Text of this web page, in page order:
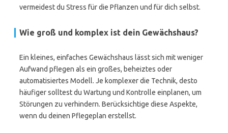
vermeidest du Stress für die Pflanzen und für dich selbst.
Wie groß und komplex ist dein Gewächshaus?
Ein kleines, einfaches Gewächshaus lässt sich mit weniger
Aufwand pflegen als ein großes, beheiztes oder
automatisiertes Modell. Je komplexer die Technik, desto
häufiger solltest du Wartung und Kontrolle einplanen, um
Störungen zu verhindern. Berücksichtige diese Aspekte,
wenn du deinen Pflegeplan erstellst.